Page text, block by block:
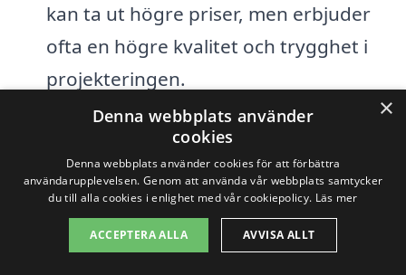
kan ta ut högre priser, men erbjuder
ofta en högre kvalitet och trygghet i
projekteringen.
Tidsramar: Om projektet behöver
snabbas på kan detta också leda till
högre kostnader, då yrkespersoner
kan behöva prioritera ditt projekt
framför andra.
×
Denna webbplats använder
cookies
Denna webbplats använder cookies för att förbättra
användarupplevelsen. Genom att använda vår webbplats samtycker
du till alla cookies i enlighet med vår cookiepolicy. Läs mer
ACCEPTERA ALLA AVVISA ALLT